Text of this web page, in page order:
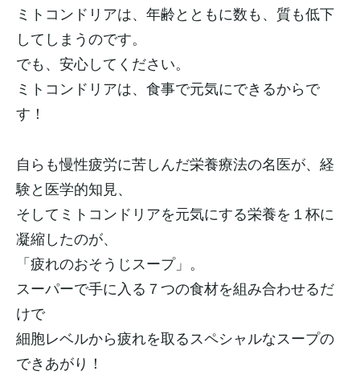
ミトコンドリアは、年齢とともに数も、質も低下
してしまうのです。
でも、安心してください。
ミトコンドリアは、食事で元気にできるからで
す！
自らも慢性疲労に苦しんだ栄養療法の名医が、経
験と医学的知見、
そしてミトコンドリアを元気にする栄養を１杯に
凝縮したのが、
「疲れのおそうじスープ」。
スーパーで手に入る７つの食材を組み合わせるだ
けで
細胞レベルから疲れを取るスペシャルなスープの
できあがり！